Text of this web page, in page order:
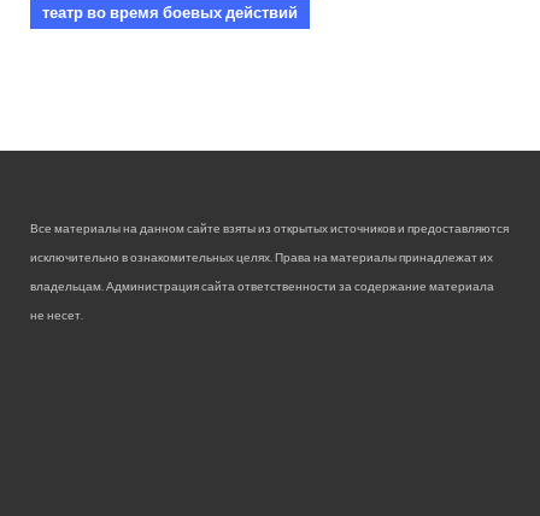
театр во время боевых действий
Все материалы на данном сайте взяты из открытых источников и предоставляются
исключительно в ознакомительных целях. Права на материалы принадлежат их
владельцам. Администрация сайта ответственности за содержание материала
не несет.